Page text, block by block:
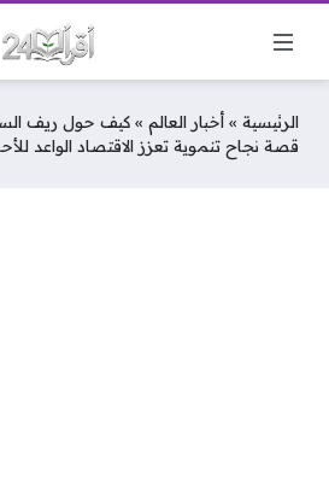
الرئيسية » أخبار العالم » كيف حول ريف
قصة نجاح تنموية تعزز الاقتصاد الواعد